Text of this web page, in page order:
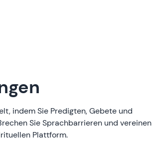
indem Sie Predigten, Gebete und
Sie Sprachbarrieren und vereinen
Plattform.